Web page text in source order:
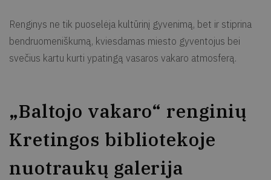
Renginys ne tik puoselėja kultūrinį gyvenimą, bet ir stiprina
bendruomeniškumą, kviesdamas miesto gyventojus bei
svečius kartu kurti ypatingą vasaros vakaro atmosferą.
„Baltojo vakaro“ renginių
Kretingos bibliotekoje
nuotraukų galerija